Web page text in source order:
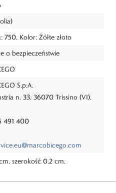
750, Kolor: Żółte złoto
o bezpieczeństwie
S.p.A.
n. 33, 36070 Trissino (VI),
491 400
szerokość 0,2 cm.